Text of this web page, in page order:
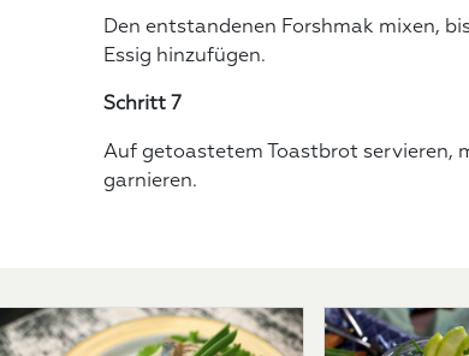
Den entstandenen Forshmak mixen,
Essig hinzufügen.
Schritt 7
Auf getoastetem Toastbrot servieren,
garnieren.